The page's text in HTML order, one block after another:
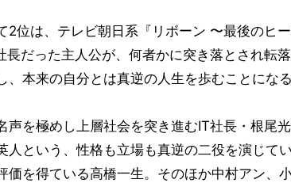
2位は、テレビ朝日系『リボーン 〜最後のヒ
長だった主人公が、何者かに突き落とされ転
、本来の自分とは真逆の人生を歩むことにな
声を極めし上層社会を突き進むIT社長・根尾
人という、性格も立場も真逆の二役を演じて
価を得ている高橋一生。そのほか中村アン、